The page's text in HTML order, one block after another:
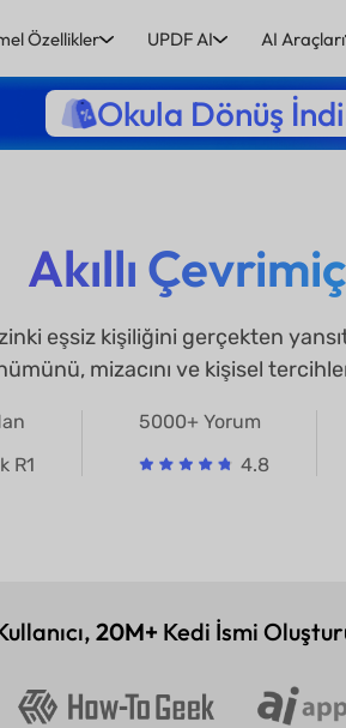
Özellikler UPDF AI AI Araçları
Okula Dönüş
Akıllı
eşsiz kişiliğini gerçekten
mizacını ve kişisel
R1
5000+ Yorum
4.8
20M+ Kedi İsmi